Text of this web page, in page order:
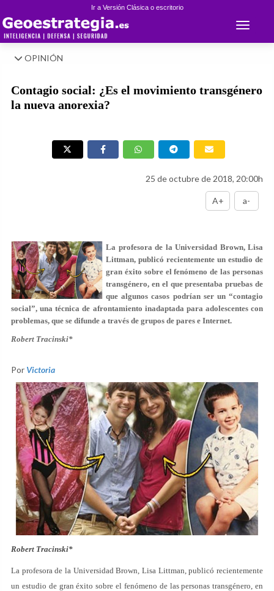
Ir a Versión Clásica o escritorio
Toggle
OPINIÓN
Contagio social: ¿Es el movimiento transgénero
la nueva anorexia?
25 de octubre de 2018, 20:00h
A+ a-
La profesora de la Universidad Brown, Lisa
Littman, publicó recientemente un estudio de
gran éxito sobre el fenómeno de las personas
transgénero, en el que presentaba pruebas de
que algunos casos podrían ser un “contagio
social”, una técnica de afrontamiento inadaptada para adolescentes con
problemas, que se difunde a través de grupos de pares e Internet.
Robert Tracinski*
Por Victoria
Robert Tracinski*
La profesora de la Universidad Brown, Lisa Littman, publicó recientemente
un estudio de gran éxito sobre el fenómeno de las personas transgénero, en